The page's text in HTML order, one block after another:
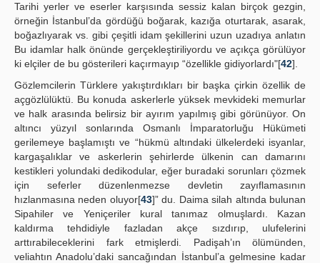
Tarihi yerler ve eserler karşısında sessiz kalan birçok gezgin,
örneğin İstanbul’da gördüğü boğarak, kazığa oturtarak, asarak,
boğazlıyarak vs. gibi çeşitli idam şekillerini uzun uzadıya anlatın
Bu idamlar halk önünde gerçekleştiriliyordu ve açıkça görülüyor
ki elçiler de bu gösterileri kaçırmayıp “özellikle gidiyorlardı"[42].
Gözlemcilerin Türklere yakıştırdıkları bir başka çirkin özellik de
açgözlülüktü. Bu konuda askerlerle yüksek mevkideki memurlar
ve halk arasında belirsiz bir ayırım yapılmış gibi görünüyor. On
altıncı yüzyıl sonlarında Osmanlı İmparatorluğu Hükümeti
gerilemeye başlamıştı ve “hükmü altındaki ülkelerdeki isyanlar,
kargaşalıklar ve askerlerin şehirlerde ülkenin can damarını
kestikleri yolundaki dedikodular, eğer buradaki sorunları çözmek
için seferler düzenlenmezse devletin zayıflamasının
hızlanmasına neden oluyor[43]” du. Daima silah altında bulunan
Sipahiler ve Yeniçeriler kural tanımaz olmuşlardı. Kazan
kaldırma tehdidiyle fazladan akçe sızdırıp, ulufelerini
arttırabileceklerini fark etmişlerdi. Padişah’ın ölümünden,
veliahtın Anadolu’daki sancağından İstanbul’a gelmesine kadar